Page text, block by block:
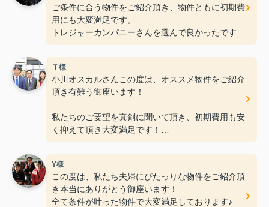
ご条件に合う物件をご紹介頂き、物件ともに初期費
用にも大変満足です。
トレジャーカンパニーさんを選んで良かったです
Ｔ様
小川オスカルさんこの度は、オススメ物件をご紹介
頂き有難う御座います！
私たちのご要望を真剣に聞いて頂き、初期費用も安
く抑えて頂き大変満足です！
何社か不動産会社に行きましたが、ＲＯＯＭトレジ
ャー大網店さんの親切丁寧な接客
が一番良く、こんなに早く素敵なお部屋に巡り合え
ると思いませんでした。（笑）
Y様
この度は、私たち夫婦にぴたっりな物件をご紹介頂
き本当にありがとう御座います！
全て条件が叶った物件で大変満足しております♪